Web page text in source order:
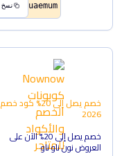
uaemum نسخ
خصم يصل إلى 20% كود خصم
2026
خصم يصل إلى 20% الآن على
العروض نون ناو ناو